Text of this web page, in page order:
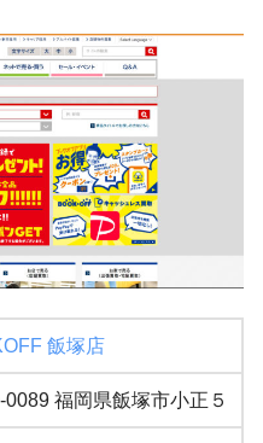
飯塚店
0089 福岡県飯塚市小正５